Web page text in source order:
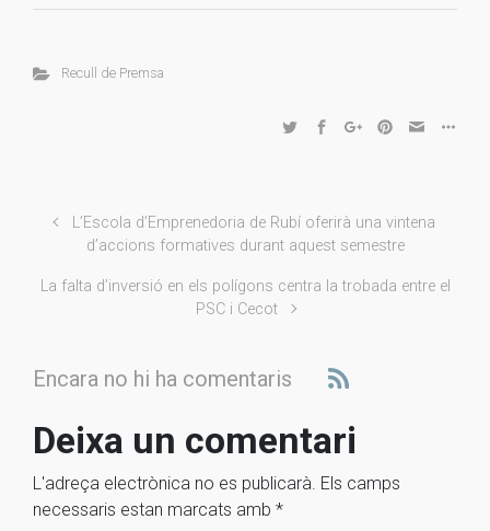
Recull de Premsa
L’Escola d’Emprenedoria de Rubí oferirà una vintena
d’accions formatives durant aquest semestre
La falta d’inversió en els polígons centra la trobada entre el
PSC i Cecot
Encara no hi ha comentaris
Deixa un comentari
L'adreça electrònica no es publicarà. Els camps
necessaris estan marcats amb *